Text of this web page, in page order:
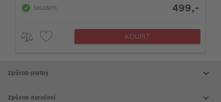
Skladem 499,-
KOUPIT
Způsob platby
Způsob doručení